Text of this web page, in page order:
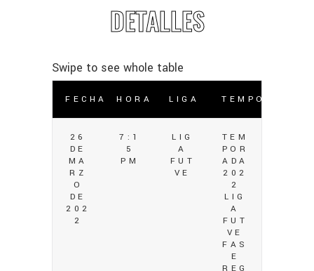
DETALLES
FECHA HORA LIGA TEMPORADA
26
DE
MA
RZ
O
DE
202
2
7:1
5
PM
LIG
A
FUT
VE
TEM
POR
ADA
202
2
LIG
A
FUT
VE
FAS
E
REG